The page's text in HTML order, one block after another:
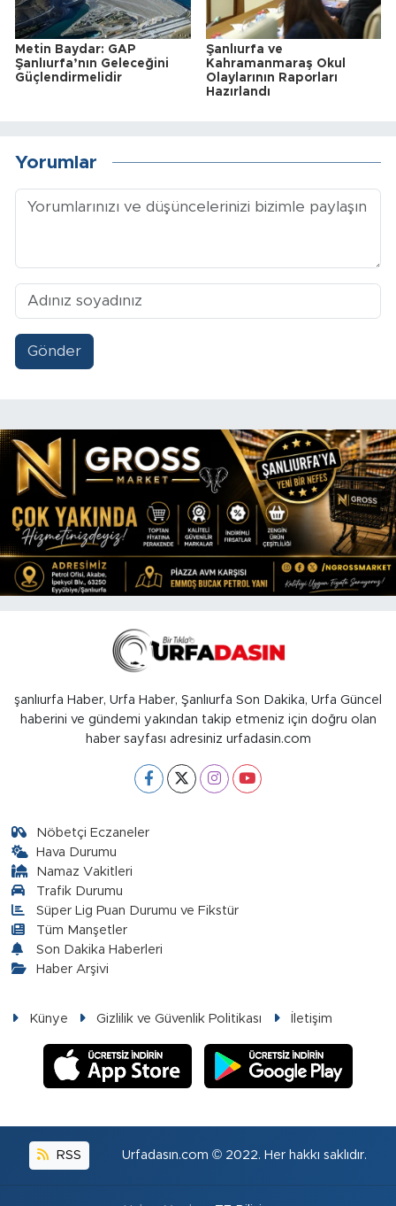
Metin Baydar: GAP
Şanlıurfa’nın Geleceğini
Güçlendirmelidir
Şanlıurfa ve
Kahramanmaraş Okul
Olaylarının Raporları
Hazırlandı
Yorumlar
Gönder
şanlıurfa Haber, Urfa Haber, Şanlıurfa Son Dakika, Urfa Güncel
haberini ve gündemi yakından takip etmeniz için doğru olan
haber sayfası adresiniz urfadasin.com
Nöbetçi Eczaneler
Hava Durumu
Namaz Vakitleri
Trafik Durumu
Süper Lig Puan Durumu ve Fikstür
Tüm Manşetler
Son Dakika Haberleri
Haber Arşivi
Künye Gizlilik ve Güvenlik Politikası İletişim
RSS Urfadasın.com © 2022. Her hakkı saklıdır.